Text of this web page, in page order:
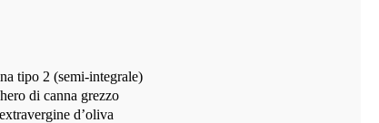
tipo 2 (semi-integrale)
di canna grezzo
d’oliva